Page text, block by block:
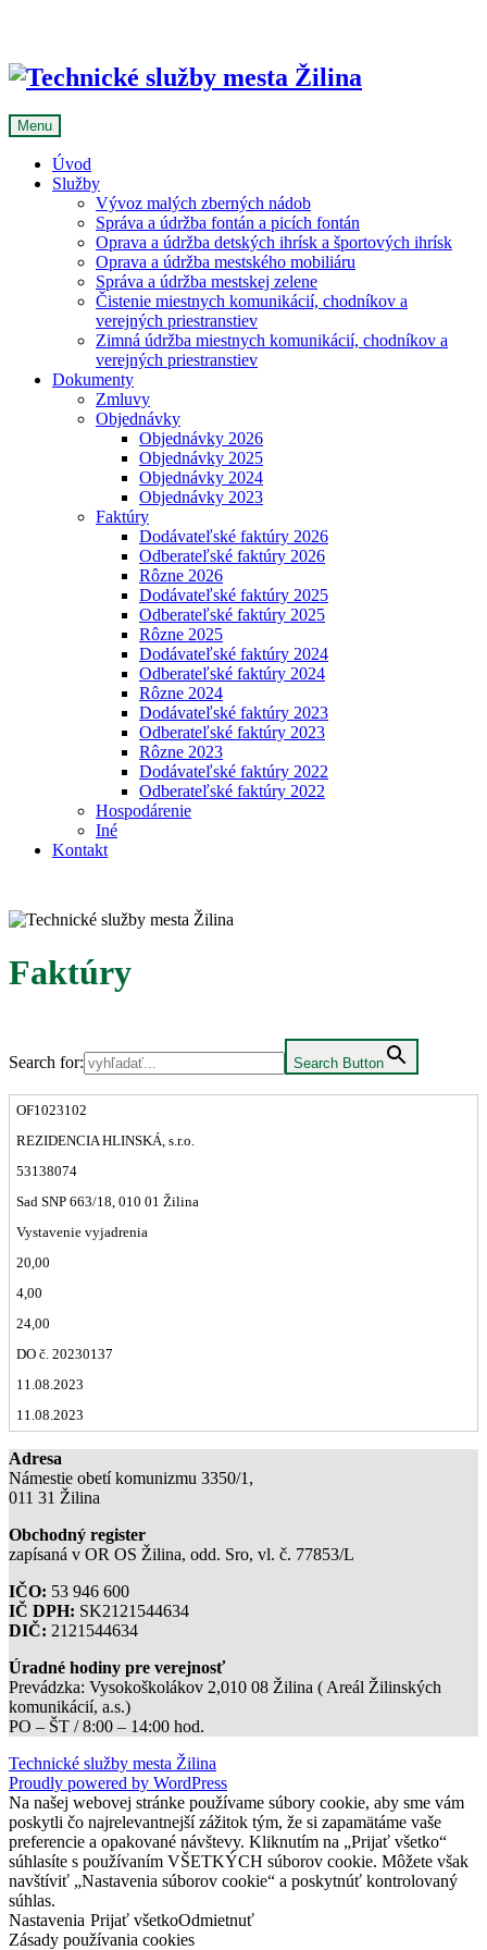
Menu
Úvod
Služby
Vývoz malých zberných nádob
Správa a údržba fontán a picích fontán
Oprava a údržba detských ihrísk a športových ihrísk
Oprava a údržba mestského mobiliáru
Správa a údržba mestskej zelene
Čistenie miestnych komunikácií, chodníkov a
verejných priestranstiev
Zimná údržba miestnych komunikácií, chodníkov a
verejných priestranstiev
Dokumenty
Zmluvy
Objednávky
Objednávky 2026
Objednávky 2025
Objednávky 2024
Objednávky 2023
Faktúry
Dodávateľské faktúry 2026
Odberateľské faktúry 2026
Rôzne 2026
Dodávateľské faktúry 2025
Odberateľské faktúry 2025
Rôzne 2025
Dodávateľské faktúry 2024
Odberateľské faktúry 2024
Rôzne 2024
Dodávateľské faktúry 2023
Odberateľské faktúry 2023
Rôzne 2023
Dodávateľské faktúry 2022
Odberateľské faktúry 2022
Hospodárenie
Iné
Kontakt
Faktúry
Search for: Search Button
OF1023102
REZIDENCIA HLINSKÁ, s.r.o.
53138074
Sad SNP 663/18, 010 01 Žilina
Vystavenie vyjadrenia
20,00
4,00
24,00
DO č. 20230137
11.08.2023
11.08.2023
Adresa
Námestie obetí komunizmu 3350/1,
011 31 Žilina
Obchodný register
zapísaná v OR OS Žilina, odd. Sro, vl. č. 77853/L
IČO: 53 946 600
IČ DPH: SK2121544634
DIČ: 2121544634
Úradné hodiny pre verejnosť
Prevádzka: Vysokoškolákov 2,010 08 Žilina ( Areál Žilinských
komunikácií, a.s.)
PO – ŠT / 8:00 – 14:00 hod.
Technické služby mesta Žilina
Proudly powered by WordPress
Na našej webovej stránke používame súbory cookie, aby sme vám
poskytli čo najrelevantnejší zážitok tým, že si zapamätáme vaše
preferencie a opakované návštevy. Kliknutím na „Prijať všetko“
súhlasíte s používaním VŠETKÝCH súborov cookie. Môžete však
navštíviť „Nastavenia súborov cookie“ a poskytnúť kontrolovaný
súhlas.
Nastavenia Prijať všetkoOdmietnuť
Zásady používania cookies